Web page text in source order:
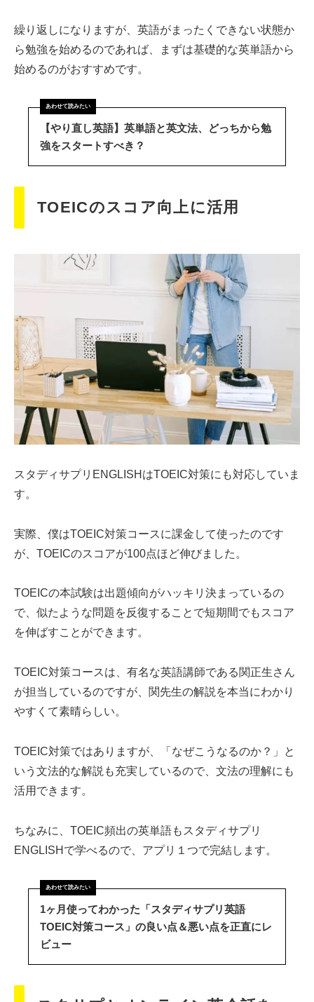
繰り返しになりますが、英語がまったくできない状態か
ら勉強を始めるのであれば、まずは基礎的な英単語から
始めるのがおすすめです。
【やり直し英語】英単語と英文法、どっちから勉
強をスタートすべき？
TOEICのスコア向上に活用
スタディサプリENGLISHはTOEIC対策にも対応していま
す。
実際、僕はTOEIC対策コースに課金して使ったのです
が、TOEICのスコアが100点ほど伸びました。
TOEICの本試験は出題傾向がハッキリ決まっているの
で、似たような問題を反復することで短期間でもスコア
を伸ばすことができます。
TOEIC対策コースは、有名な英語講師である関正生さん
が担当しているのですが、関先生の解説を本当にわかり
やすくて素晴らしい。
TOEIC対策ではありますが、「なぜこうなるのか？」と
いう文法的な解説も充実しているので、文法の理解にも
活用できます。
ちなみに、TOEIC頻出の英単語もスタディサプリ
ENGLISHで学べるので、アプリ１つで完結します。
1ヶ月使ってわかった「スタディサプリ英語
TOEIC対策コース」の良い点＆悪い点を正直にレ
ビュー